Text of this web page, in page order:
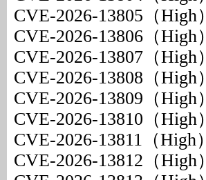
CVE-2026-13805（High）
CVE-2026-13806（High）
CVE-2026-13807（High）
CVE-2026-13808（High）
CVE-2026-13809（High）
CVE-2026-13810（High）
CVE-2026-13811（High）
CVE-2026-13812（High）